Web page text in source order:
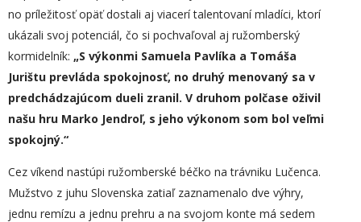
no príležitosť opäť dostali aj viacerí talentovaní mladíci, ktorí
ukázali svoj potenciál, čo si pochvaľoval aj ružomberský
kormidelník: „S výkonmi Samuela Pavlíka a Tomáša
Jurištu prevláda spokojnosť, no druhý menovaný sa v
predchádzajúcom dueli zranil. V druhom polčase oživil
našu hru Marko Jendroľ, s jeho výkonom som bol veľmi
spokojný.“
Cez víkend nastúpi ružomberské béčko na trávniku Lučenca.
Mužstvo z juhu Slovenska zatiaľ zaznamenalo dve výhry,
jednu remízu a jednu prehru a na svojom konte má sedem